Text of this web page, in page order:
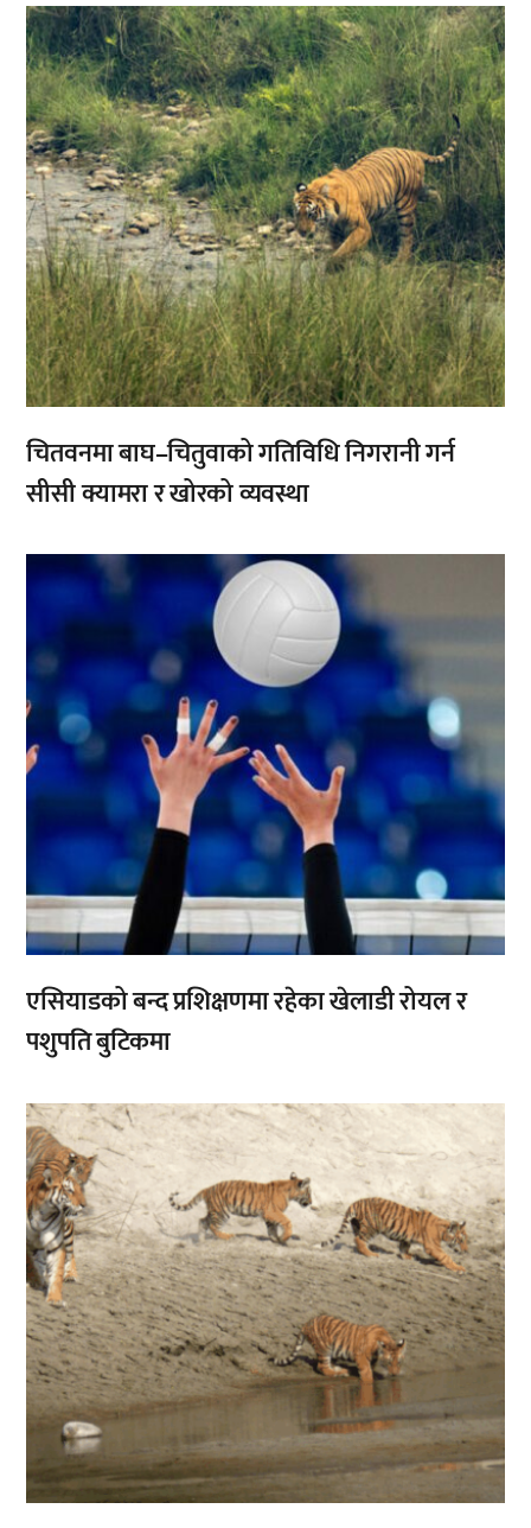
,
चितवनमा बाघ–चितुवाको गतिविधि निगरानी गर्न
सीसी क्यामरा र खोरको व्यवस्था
,
एसियाडको बन्द प्रशिक्षणमा रहेका खेलाडी रोयल र
पशुपति बुटिकमा